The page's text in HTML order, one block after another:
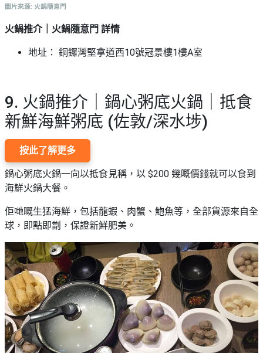
圖片來源: 火鍋隨意門
火鍋推介｜火鍋隨意門 詳情
地址： 銅鑼灣堅拿道西10號冠景樓1樓A室
9. 火鍋推介｜鍋心粥底火鍋｜抵食
新鮮海鮮粥底 (佐敦/深水埗)
按此了解更多
鍋心粥底火鍋一向以抵食見稱，以 $200 幾嘅價錢就可以食到
海鮮火鍋大餐。
佢哋嘅生猛海鮮，包括龍蝦、肉蟹、鮑魚等，全部貨源來自全
球，即點即劏，保證新鮮肥美。